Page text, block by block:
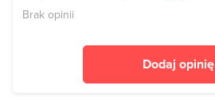
Brak opinii
Dodaj opinię